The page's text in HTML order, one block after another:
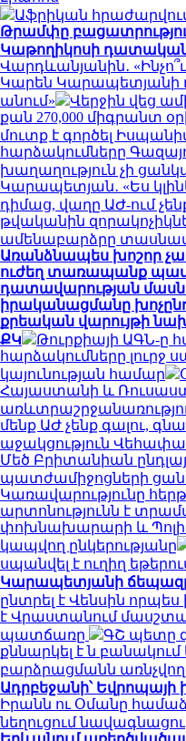
Աֆրիկան ​​հրաժարվում
Թրամփը
Կաթողիկոսի դատական
Վարդևանյանին․
Կարեն Կարապետյանի
անում»
Վերջին վեց
քան 270,000 միգրանտ
մուտք է գործել
հարձակումները
խաղաղություն չի
Կարապետյան․ «Ես
դիմաց, վաղը ԱԺ-ում չենք
թվականին
ամենաբարձրը
Առանձնապես խոշոր
ուժեղ տառապանք
դատավարության
իրականացմանը
քրեական վարույթի
ՔԿ
Թուրքիայի ԱԳՆ-ը
հարձակումները լուրջ
կայունության համար
Հայաստանի և
մենք ԱԺ չենք գալու,
աջակցություն
Մեծ Բրիտանիան
պատժամիջոցների
Կառավարությունը
արտոնությունն է
փոխնախարարի և
կապվող ընկերությանը
սպանվել է ուղիղ
Կարապետյանի
ընտրել է Վենսին
է Վրաստանում
պատճառը
ԳՇ պետը
քննարկել է ն
բարձրացմանն
Ադրբեջանի՝ Եվրոպայի
Իրանն ու Օմանը
նեղուցում